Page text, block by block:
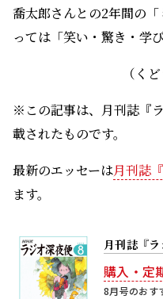
喬太郎さんとの2年間の
っては「笑い・驚き・学
（く
※この記事は、月刊誌『
載されたものです。
最新のエッセーは月刊誌
ます。
月刊誌『ラ
購入・定
8月号のおす